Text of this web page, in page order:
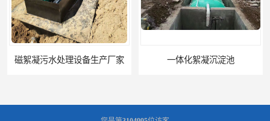
磁絮凝污水处理设备生产厂家 一体化絮凝沉淀池